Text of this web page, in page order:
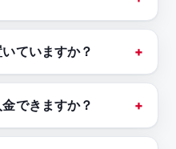
ていますか？
できますか？